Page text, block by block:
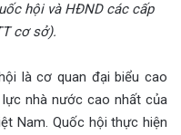
hội và HĐND các cấp
cơ sở).
là cơ quan đại biểu cao
nhà nước cao nhất của
Nam. Quốc hội thực hiện